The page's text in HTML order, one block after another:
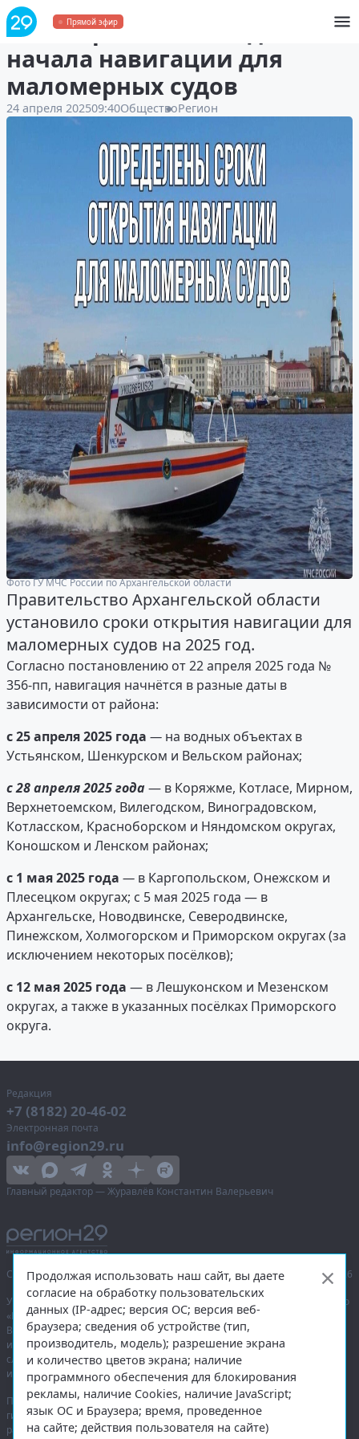
Прямой эфир
В Поморье назвали даты
начала навигации для
маломерных судов
24 апреля 202509:40ОбществоРегион
Фото ГУ МЧС России по Архангельской области
Правительство Архангельской области
установило сроки открытия навигации для
маломерных судов на 2025 год.
Согласно постановлению от 22 апреля 2025 года №
356-пп, навигация начнётся в разные даты в
зависимости от района:
с 25 апреля 2025 года — на водных объектах в
Устьянском, Шенкурском и Вельском районах;
с 28 апреля 2025 года— в Коряжме, Котласе, Мирном,
Верхнетоемском, Вилегодском, Виноградовском,
Котласском, Красноборском и Няндомском округах,
Коношском и Ленском районах;
с 1 мая 2025 года — в Каргопольском, Онежском и
Плесецком округах; с 5 мая 2025 года — в
Архангельске, Новодвинске, Северодвинске,
Пинежском, Холмогорском и Приморском округах (за
исключением некоторых посёлков);
с 12 мая 2025 года — в Лешуконском и Мезенском
округах, а также в указанных посёлках Приморского
округа.
Редакция
+7 (8182) 20-46-02
Электронная почта
info@region29.ru
Главный редактор — Журавлёв Константин Валерьевич
Сетевое издание «Информационное агентство Регион 29»,
© 2016–2026
Учредитель — общество с ограниченной ответственностью «Агентство
«Правда Севера».
Выписка из реестра зарегистрированных средств массовой
информации:ЭЛ № ФС 77-74226от 09.11.2018 выдано Федеральной
службой по надзору в сфере связи, информационных технологий
и массовых коммуникаций (Роскомнадзор).
При полном или частичном использовании любых материалов
гиперссылка на region29.ruобязательна. Копирование материалов без
разрешения администрации сайта запрещено.
Продолжая использовать наш сайт, вы даете
согласие на обработку пользовательских
данных (IP-адрес; версия ОС; версия веб-
браузера; сведения об устройстве (тип,
производитель, модель); разрешение экрана
и количество цветов экрана; наличие
программного обеспечения для блокирования
рекламы, наличие Cookies, наличие JavaScript;
язык ОС и Браузера; время, проведенное
на сайте; действия пользователя на сайте)